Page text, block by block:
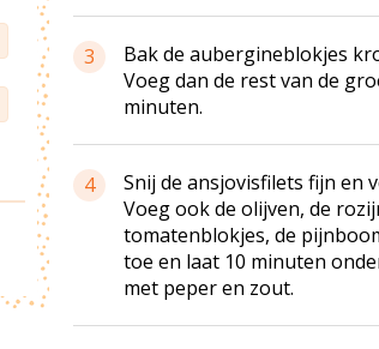
3
Bak de aubergineblokjes
Voeg dan de rest van de
minuten.
4
Snij de ansjovisfilets fijn en
Voeg ook de olijven, de
tomatenblokjes, de
toe en laat 10 minuten
met peper en zout.